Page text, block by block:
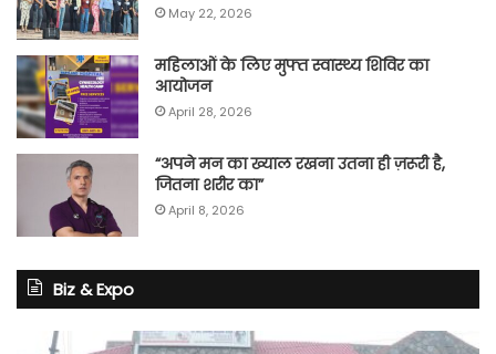
May 22, 2026
महिलाओं के लिए मुफ्त स्वास्थ्य शिविर का
आयोजन
April 28, 2026
“अपने मन का ख्याल रखना उतना ही ज़रूरी है,
जितना शरीर का”
April 8, 2026
Biz & Expo